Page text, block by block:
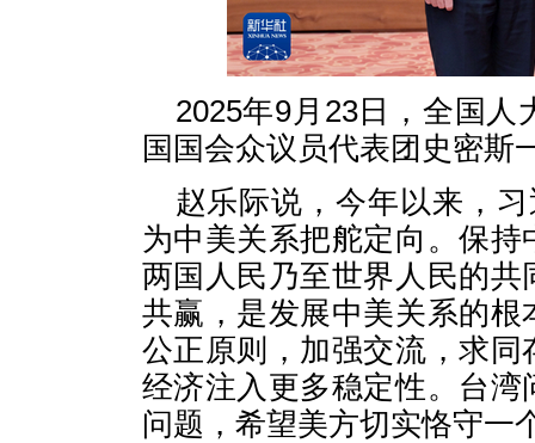
2025年9月23日，全国
国国会众议员代表团史密斯
赵乐际说，今年以来，
为中美关系把舵定向。保
两国人民乃至世界人民的
共赢，是发展中美关系的
公正原则，加强交流，求
经济注入更多稳定性。台
问题，希望美方切实恪守一